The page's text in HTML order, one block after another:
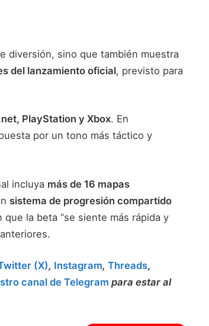
diversión, sino que también muestra
del lanzamiento oficial, previsto para
PlayStation y Xbox. En
por un tono más táctico y
incluya más de 16 mapas
sistema de progresión compartido
la beta “se siente más rápida y
(X), Instagram, Threads,
canal de Telegram para estar al